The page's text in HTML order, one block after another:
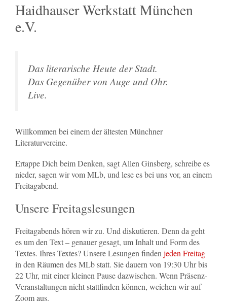
Haidhauser Werkstatt München
e.V.
Das literarische Heute der Stadt.
Das Gegenüber von Auge und Ohr.
Live.
Willkommen bei einem der ältesten Münchner
Literaturvereine.
Ertappe Dich beim Denken, sagt Allen Ginsberg, schreibe es
nieder, sagen wir vom MLb, und lese es bei uns vor, an einem
Freitagabend.
Unsere Freitagslesungen
Freitagabends hören wir zu. Und diskutieren. Denn da geht
es um den Text – genauer gesagt, um Inhalt und Form des
Textes. Ihres Textes? Unsere Lesungen finden jeden Freitag
in den Räumen des MLb statt. Sie dauern von 19:30 Uhr bis
22 Uhr, mit einer kleinen Pause dazwischen. Wenn Präsenz-
Veranstaltungen nicht stattfinden können, weichen wir auf
Zoom aus.